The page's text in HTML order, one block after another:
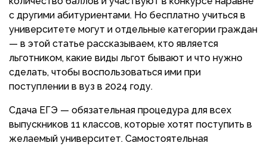
с другими абитуриентами. Но бесплатно учиться в
университете могут и отдельные категории граждан
— в этой статье рассказываем, кто является
льготником, какие виды льгот бывают и что нужно
сделать, чтобы воспользоваться ими при
поступлении в вуз в 2024 году.
Сдача ЕГЭ — обязательная процедура для всех
выпускников 11 классов, которые хотят поступить в
желаемый университет. Самостоятельная